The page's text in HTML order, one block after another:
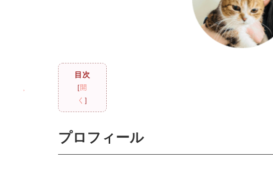
目次
[ 開
く ]
プロフィール